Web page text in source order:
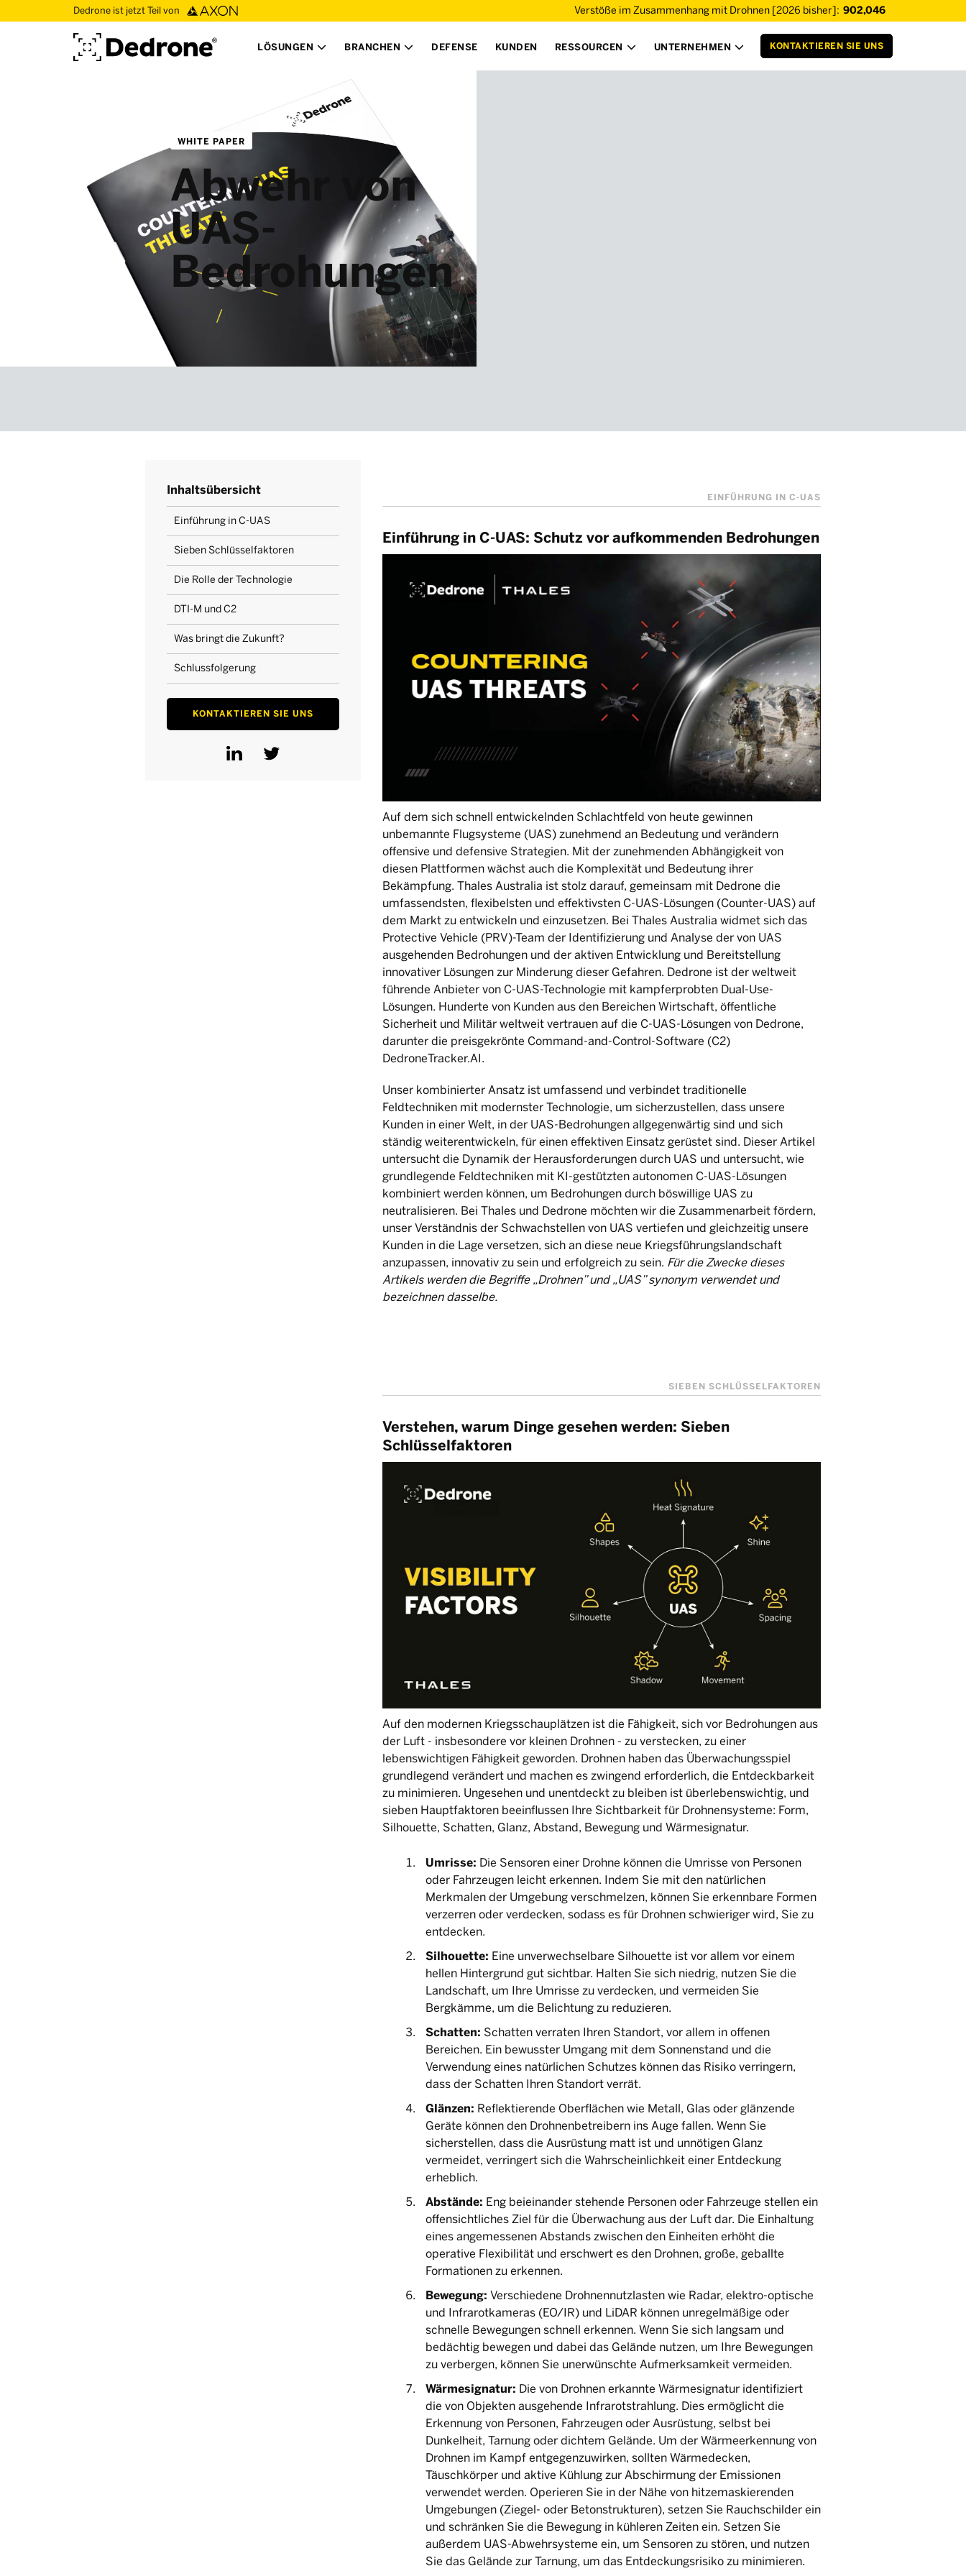
Dedrone ist jetzt Teil von Verstöße im Zusammenhang mit Drohnen [2026 bisher]: 902,046
LÖSUNGEN  BRANCHEN  DEFENSE KUNDEN RESSOURCEN  UNTERNEHMEN  KONTAKTIEREN SIE UNS
WHITE PAPER
Abwehr von
UAS-
Bedrohungen
Inhaltsübersicht
Einführung in C-UAS
Sieben Schlüsselfaktoren
Die Rolle der Technologie
DTI-M und C2
Was bringt die Zukunft?
Schlussfolgerung
KONTAKTIEREN SIE UNS
EINFÜHRUNG IN C-UAS
Einführung in C-UAS: Schutz vor aufkommenden Bedrohungen
Auf dem sich schnell entwickelnden Schlachtfeld von heute gewinnen
unbemannte Flugsysteme (UAS) zunehmend an Bedeutung und verändern
offensive und defensive Strategien. Mit der zunehmenden Abhängigkeit von
diesen Plattformen wächst auch die Komplexität und Bedeutung ihrer
Bekämpfung. Thales Australia ist stolz darauf, gemeinsam mit Dedrone die
umfassendsten, flexibelsten und effektivsten C-UAS-Lösungen (Counter-UAS) auf
dem Markt zu entwickeln und einzusetzen. Bei Thales Australia widmet sich das
Protective Vehicle (PRV)-Team der Identifizierung und Analyse der von UAS
ausgehenden Bedrohungen und der aktiven Entwicklung und Bereitstellung
innovativer Lösungen zur Minderung dieser Gefahren. Dedrone ist der weltweit
führende Anbieter von C-UAS-Technologie mit kampferprobten Dual-Use-
Lösungen. Hunderte von Kunden aus den Bereichen Wirtschaft, öffentliche
Sicherheit und Militär weltweit vertrauen auf die C-UAS-Lösungen von Dedrone,
darunter die preisgekrönte Command-and-Control-Software (C2)
DedroneTracker.AI.
Unser kombinierter Ansatz ist umfassend und verbindet traditionelle
Feldtechniken mit modernster Technologie, um sicherzustellen, dass unsere
Kunden in einer Welt, in der UAS-Bedrohungen allgegenwärtig sind und sich
ständig weiterentwickeln, für einen effektiven Einsatz gerüstet sind. Dieser Artikel
untersucht die Dynamik der Herausforderungen durch UAS und untersucht, wie
grundlegende Feldtechniken mit KI-gestützten autonomen C-UAS-Lösungen
kombiniert werden können, um Bedrohungen durch böswillige UAS zu
neutralisieren. Bei Thales und Dedrone möchten wir die Zusammenarbeit fördern,
unser Verständnis der Schwachstellen von UAS vertiefen und gleichzeitig unsere
Kunden in die Lage versetzen, sich an diese neue Kriegsführungslandschaft
anzupassen, innovativ zu sein und erfolgreich zu sein. Für die Zwecke dieses
Artikels werden die Begriffe „Drohnen” und „UAS” synonym verwendet und
bezeichnen dasselbe.
SIEBEN SCHLÜSSELFAKTOREN
Verstehen, warum Dinge gesehen werden: Sieben
Schlüsselfaktoren
Auf den modernen Kriegsschauplätzen ist die Fähigkeit, sich vor Bedrohungen aus
der Luft - insbesondere vor kleinen Drohnen - zu verstecken, zu einer
lebenswichtigen Fähigkeit geworden. Drohnen haben das Überwachungsspiel
grundlegend verändert und machen es zwingend erforderlich, die Entdeckbarkeit
zu minimieren. Ungesehen und unentdeckt zu bleiben ist überlebenswichtig, und
sieben Hauptfaktoren beeinflussen Ihre Sichtbarkeit für Drohnensysteme: Form,
Silhouette, Schatten, Glanz, Abstand, Bewegung und Wärmesignatur.
Umrisse: Die Sensoren einer Drohne können die Umrisse von Personen
oder Fahrzeugen leicht erkennen. Indem Sie mit den natürlichen
Merkmalen der Umgebung verschmelzen, können Sie erkennbare Formen
verzerren oder verdecken, sodass es für Drohnen schwieriger wird, Sie zu
entdecken.
Silhouette: Eine unverwechselbare Silhouette ist vor allem vor einem
hellen Hintergrund gut sichtbar. Halten Sie sich niedrig, nutzen Sie die
Landschaft, um Ihre Umrisse zu verdecken, und vermeiden Sie
Bergkämme, um die Belichtung zu reduzieren.
Schatten: Schatten verraten Ihren Standort, vor allem in offenen
Bereichen. Ein bewusster Umgang mit dem Sonnenstand und die
Verwendung eines natürlichen Schutzes können das Risiko verringern,
dass der Schatten Ihren Standort verrät.
Glänzen: Reflektierende Oberflächen wie Metall, Glas oder glänzende
Geräte können den Drohnenbetreibern ins Auge fallen. Wenn Sie
sicherstellen, dass die Ausrüstung matt ist und unnötigen Glanz
vermeidet, verringert sich die Wahrscheinlichkeit einer Entdeckung
erheblich.
Abstände: Eng beieinander stehende Personen oder Fahrzeuge stellen ein
offensichtliches Ziel für die Überwachung aus der Luft dar. Die Einhaltung
eines angemessenen Abstands zwischen den Einheiten erhöht die
operative Flexibilität und erschwert es den Drohnen, große, geballte
Formationen zu erkennen.
Bewegung: Verschiedene Drohnennutzlasten wie Radar, elektro-optische
und Infrarotkameras (EO/IR) und LiDAR können unregelmäßige oder
schnelle Bewegungen schnell erkennen. Wenn Sie sich langsam und
bedächtig bewegen und dabei das Gelände nutzen, um Ihre Bewegungen
zu verbergen, können Sie unerwünschte Aufmerksamkeit vermeiden.
Wärmesignatur: Die von Drohnen erkannte Wärmesignatur identifiziert
die von Objekten ausgehende Infrarotstrahlung. Dies ermöglicht die
Erkennung von Personen, Fahrzeugen oder Ausrüstung, selbst bei
Dunkelheit, Tarnung oder dichtem Gelände. Um der Wärmeerkennung von
Drohnen im Kampf entgegenzuwirken, sollten Wärmedecken,
Täuschkörper und aktive Kühlung zur Abschirmung der Emissionen
verwendet werden. Operieren Sie in der Nähe von hitzemaskierenden
Umgebungen (Ziegel- oder Betonstrukturen), setzen Sie Rauchschilder ein
und schränken Sie die Bewegung in kühleren Zeiten ein. Setzen Sie
außerdem UAS-Abwehrsysteme ein, um Sensoren zu stören, und nutzen
Sie das Gelände zur Tarnung, um das Entdeckungsrisiko zu minimieren.